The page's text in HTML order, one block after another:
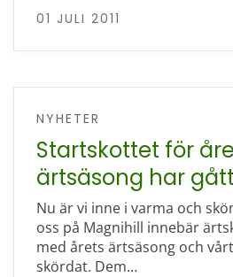
01 JULI 2011
NYHETER
Startskottet för
ärtsäsong har gått
Nu är vi inne i varma och
oss på Magnihill innebär
med årets ärtsäsong och
skördat. Dem…